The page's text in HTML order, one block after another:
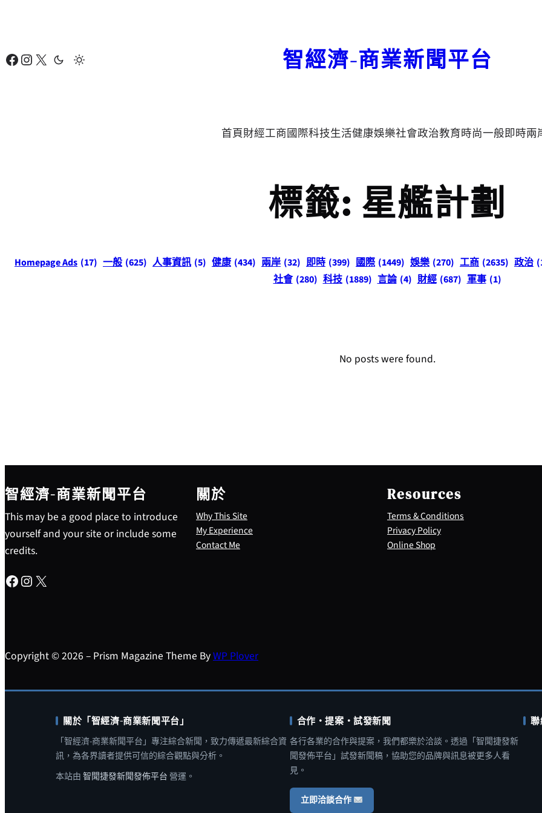
要
Facebook Instagram X 智經濟-商業新聞平台
首頁財經工商國際科技生活健康娛樂社會政治教育時尚一般即時兩
標籤: 星艦計劃
Homepage Ads (17) 一般 (625) 人事資訊 (5) 健康 (434) 兩岸 (32) 即時 (399) 國際 (1449) 娛樂 (270) 工商 (2635) 政治
社會 (280) 科技 (1889) 言論 (4) 財經 (687) 軍事 (1)
No posts were found.
智經濟-商業新聞平台
This may be a good place to introduce
yourself and your site or include some
credits.
Facebook Instagram X
關於
Why This Site
My Experience
Contact Me
Resources
Terms & Conditions
Privacy Policy
Online Shop
Copyright © 2026 – Prism Magazine Theme ByWP Plover
關於「智經濟-商業新聞平台」
「智經濟-商業新聞平台」專注綜合新聞，致力傳遞最新綜合資
訊，為各界讀者提供可信的綜合觀點與分析。
本站由 智聞捷發新聞發佈平台 營運。
合作・提案・試發新聞
各行各業的合作與提案，我們都樂於洽談。透過「智聞捷發新
聞發佈平台」試發新聞稿，協助您的品牌與訊息被更多人看
見。
立即洽談合作